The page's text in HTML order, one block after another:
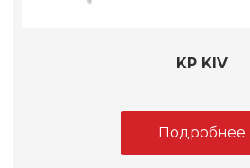
KP KIV
Подробнее